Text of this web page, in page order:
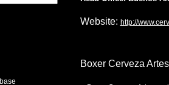
Website: http://
Boxer Cerveza